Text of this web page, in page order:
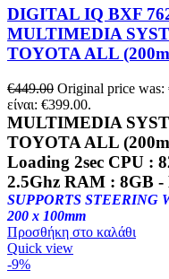
DIGITAL IQ BXF
MULTIMEDIA
TOYOTA ALL
€449.00 Original price was:
είναι: €399.00.
MULTIMEDIA
TOYOTA ALL
Loading 2sec CPU :
2.5Ghz RAM : 8GB -
SUPPORTS STEERING
200 x 100mm
Προσθήκη στο καλάθι
Quick view
-9%